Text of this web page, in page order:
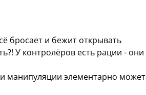
бросает и бежит открывать
У контролёров есть рации - они
манипуляции элементарно может